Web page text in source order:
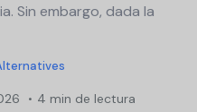
Sin embargo, dada la
4 min de lectura